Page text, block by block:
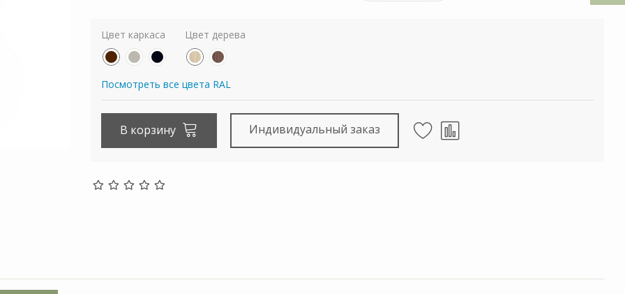
Цвет каркаса Цвет дерева
Посмотреть все цвета RAL
В корзину Индивидуальный заказ